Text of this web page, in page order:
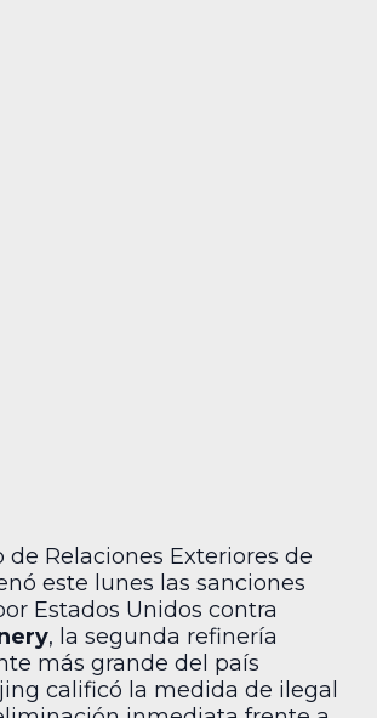
de Relaciones Exteriores de
este lunes las sanciones
Estados Unidos contra
, la segunda refinería
más grande del país
calificó la medida de ilegal